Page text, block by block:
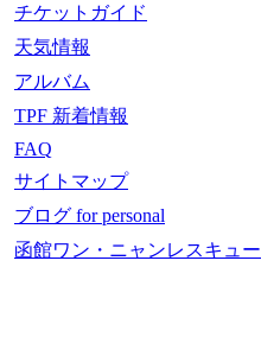
チケットガイド
天気情報
アルバム
TPF 新着情報
FAQ
サイトマップ
ブログ for personal
函館ワン・ニャンレスキュー